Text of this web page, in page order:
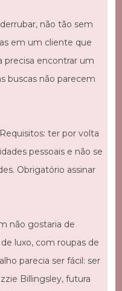
não tão sem
em um cliente que
precisa encontrar um
buscas não parecem
ter por volta
pessoais e não se
Obrigatório assinar
não gostaria de
luxo, com roupas de
parecia ser fácil: ser
Billingsley, futura